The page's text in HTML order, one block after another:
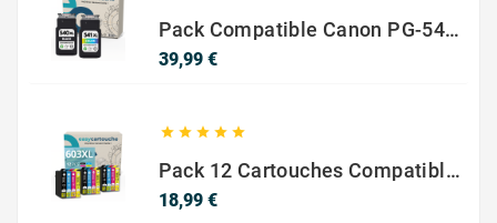
Pack Compatible Canon PG-540 XL / CL-541 XL – Noir & Couleur – Haute Capacité
39,99 €Prix
    
Pack 12 Cartouches Compatible EPSON 603XL
18,99 €Prix